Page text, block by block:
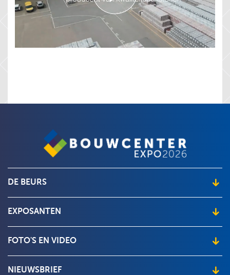
DE BEURS
Beursplattegrond
Over de beurs
EXPOSANTEN
FOTO'S EN VIDEO
NIEUWSBRIEF